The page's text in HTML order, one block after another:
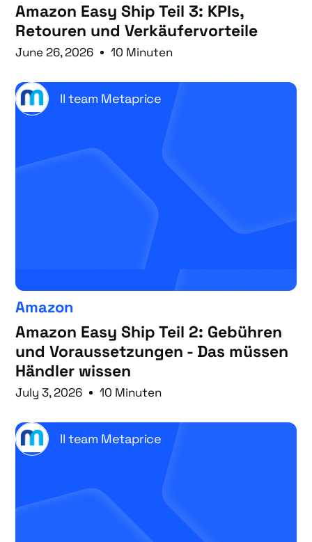
Amazon Easy Ship Teil 3: KPIs,
Retouren und Verkäufervorteile
June 26, 2026 10 Minuten
Il team Metaprice
Amazon
Amazon Easy Ship Teil 2: Gebühren
und Voraussetzungen - Das müssen
Händler wissen
July 3, 2026 10 Minuten
Il team Metaprice